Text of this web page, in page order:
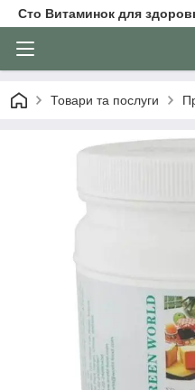
Сто Витаминок для
Товари та послуги